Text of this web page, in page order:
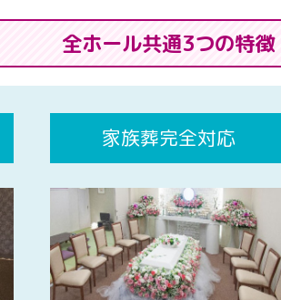
全ホール共通3つの特徴
家族葬完全対応